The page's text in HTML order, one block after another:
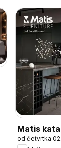
Matis
Product
od četvrtka